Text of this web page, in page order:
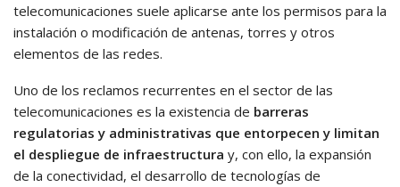
telecomunicaciones suele aplicarse ante los permisos para la
instalación o modificación de antenas, torres y otros
elementos de las redes.
Uno de los reclamos recurrentes en el sector de las
telecomunicaciones es la existencia de barreras
regulatorias y administrativas que entorpecen y limitan
el despliegue de infraestructura y, con ello, la expansión
de la conectividad, el desarrollo de tecnologías de